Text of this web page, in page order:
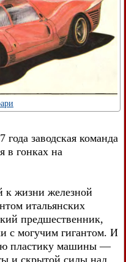
заводская команда
в гонках на
жизни железной
итальянских
предшественник,
с могучим гигантом. И
пластику машины —
и скрытой силы над